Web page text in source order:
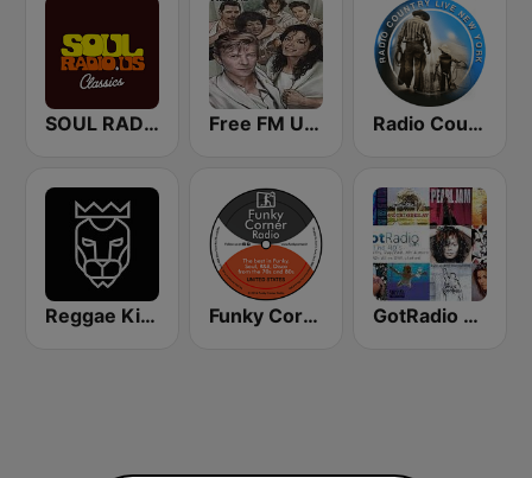
SOUL RADIO Classics Free FM USA Radio Country Live
Reggae King Radio Funky Corner Radio (USA) GotRadio - 90's